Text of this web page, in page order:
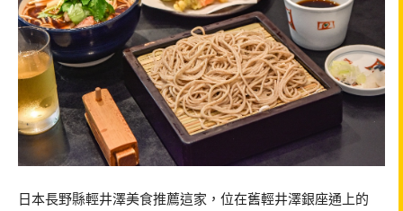
日本長野縣輕井澤美食推薦這家，位在舊輕井澤銀座通上的